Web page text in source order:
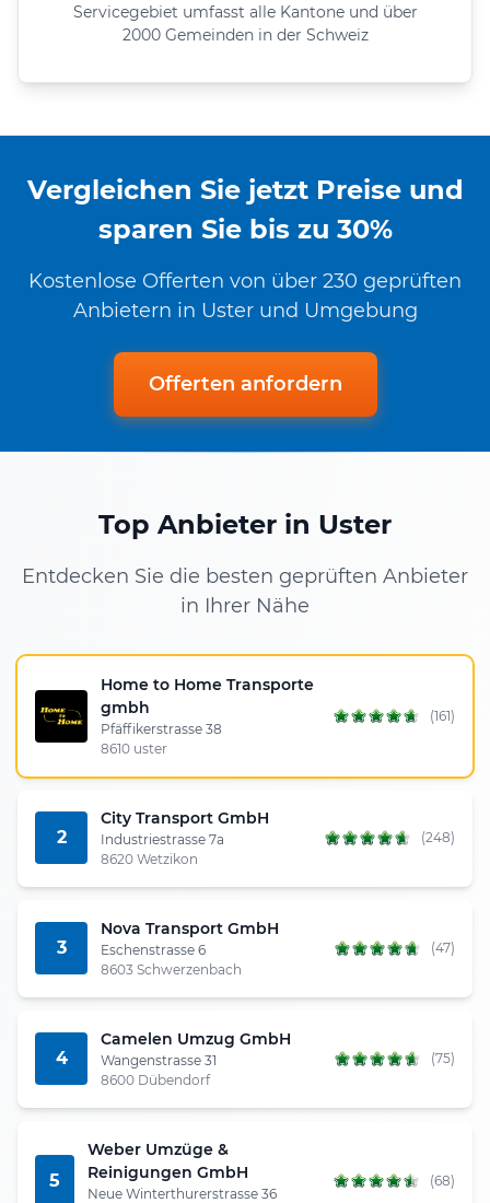
Servicegebiet umfasst alle Kantone und über
2000 Gemeinden in der Schweiz
Vergleichen Sie jetzt Preise und
sparen Sie bis zu 30%
Kostenlose Offerten von über 230 geprüften
Anbietern in Uster und Umgebung
Offerten anfordern
Top Anbieter in Uster
Entdecken Sie die besten geprüften Anbieter
in Ihrer Nähe
Home to Home Transporte
gmbh
Pfäffikerstrasse 38
8610 uster
(161)
2
City Transport GmbH
Industriestrasse 7a
8620 Wetzikon
(248)
3
Nova Transport GmbH
Eschenstrasse 6
8603 Schwerzenbach
(47)
4
Camelen Umzug GmbH
Wangenstrasse 31
8600 Dübendorf
(75)
5
Weber Umzüge &
Reinigungen GmbH
Neue Winterthurerstrasse 36
(68)